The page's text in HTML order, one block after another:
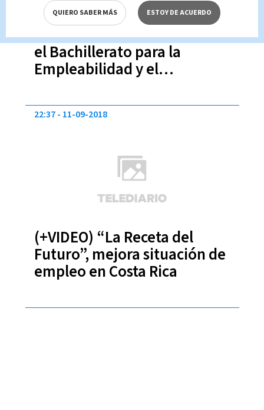
Qué es y cómo inscribirse en
el Bachillerato para la
Empleabilidad y el
(+VIDEO) “La Receta del
Futuro”, mejora situación de
empleo en Costa Rica
22:37 11-09-2018
QUIERO SABER MÁS ESTOY DE ACUERDO